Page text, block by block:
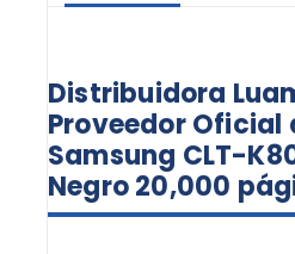
Distribuidora
Proveedor Oficial
Samsung CLT-
Negro 20,000